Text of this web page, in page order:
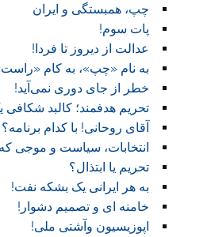
چپ، همبستگی و ایران
پات سوم!
عدالت از دیروز تا فردا!
به نام «چپ»، به کام
خطر از جای دوری نمی‌آید!
تحریم هدفمند؛ کالبد شکافی
آقای روحانی! با کدام برنامه؟
انتخابات، سیاست و موجی
تحریم یا ابتذال؟
به هر ایرانی یک بشکه نفت!
خامنه ای و تصمیم دشوار!
اپوزیسیون وآشتی ملی!